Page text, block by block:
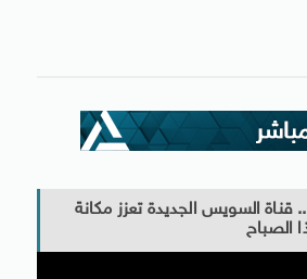
قناة السويس الجديدة تعزز مكانة
الصباح